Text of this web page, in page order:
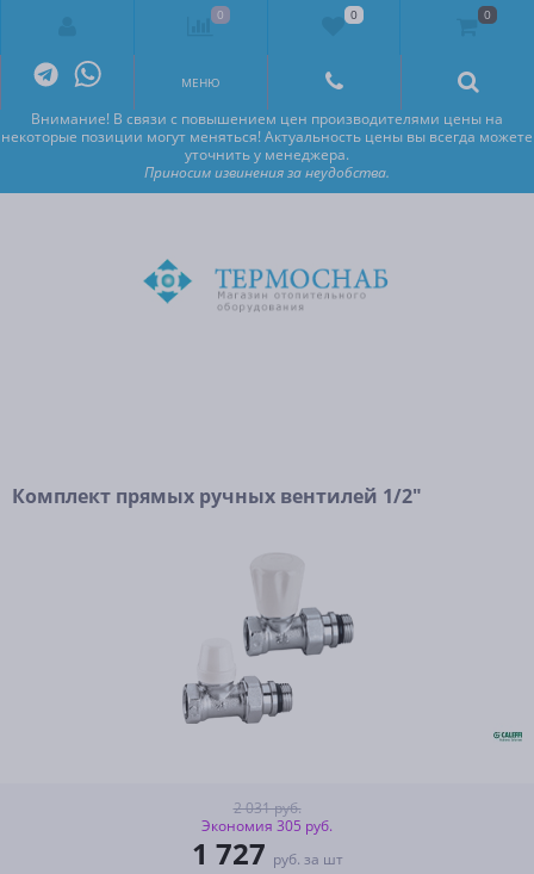
Внимание! В связи с повышением цен производителями цены на
уточнить у менеджера.
Приносим извинения за неудобства.
МЕНЮ
Внимание! В связи с повышением цен производителями цены на
некоторые позиции могут меняться! Актуальность цены вы всегда можете
уточнить у менеджера.
Приносим извинения за неудобства.
Комплект прямых ручных вентилей 1/2″
2 031 руб.
Экономия 305 руб.
1 727 руб. за шт
0 0 0